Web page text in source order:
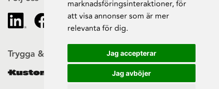
marknadsföringsinteraktioner,för
att visa annonser som är mer
relevanta för dig.
Jag accepterar
Jag avböjer
Trygga & säkra beställningar